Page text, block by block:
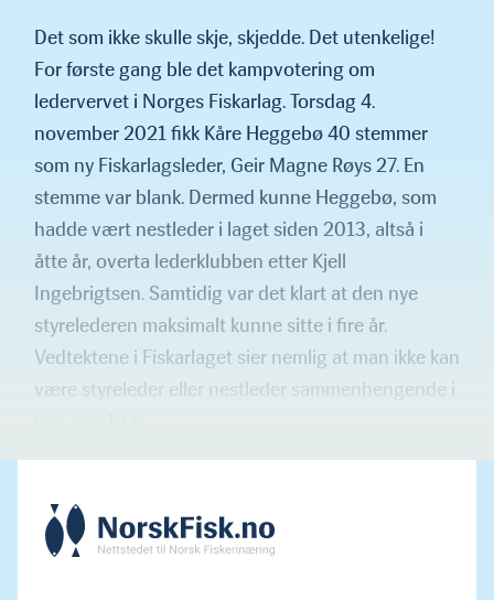
Det som ikke skulle skje, skjedde. Det utenkelige!
For første gang ble det kampvotering om
ledervervet i Norges Fiskarlag. Torsdag 4.
november 2021 fikk Kåre Heggebø 40 stemmer
som ny Fiskarlagsleder, Geir Magne Røys 27. En
stemme var blank. Dermed kunne Heggebø, som
hadde vært nestleder i laget siden 2013, altså i
åtte år, overta lederklubben etter Kjell
Ingebrigtsen. Samtidig var det klart at den nye
styrelederen maksimalt kunne sitte i fire år.
Vedtektene i Fiskarlaget sier nemlig at man ikke kan
være styreleder eller nestleder sammenhengende i